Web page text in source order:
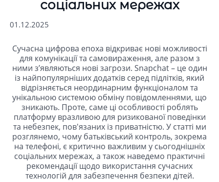
соціальних мережах
01.12.2025
Сучасна цифрова епоха відкриває нові можливості
для комунікації та самовираження, але разом з
ними з’являються нові загрози. Snapchat – це один
із найпопулярніших додатків серед підлітків, який
відрізняється неординарним функціоналом та
унікальною системою обміну повідомленнями, що
зникають. Проте, саме ці особливості роблять
платформу вразливою для ризикованої поведінки
та небезпек, пов'язаних із приватністю. У статті ми
розглянемо, чому батьківський контроль, зокрема
на телефоні, є критично важливим у сьогоднішніх
соціальних мережах, а також наведемо практичні
рекомендації щодо використання сучасних
технологій для забезпечення безпеки дітей.